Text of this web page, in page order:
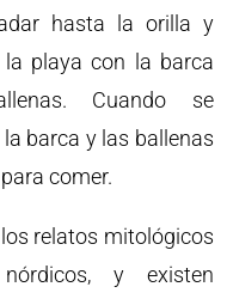
hasta la orilla y
playa con la barca
Cuando se
barca y las ballenas
comer.
relatos mitológicos
y existen